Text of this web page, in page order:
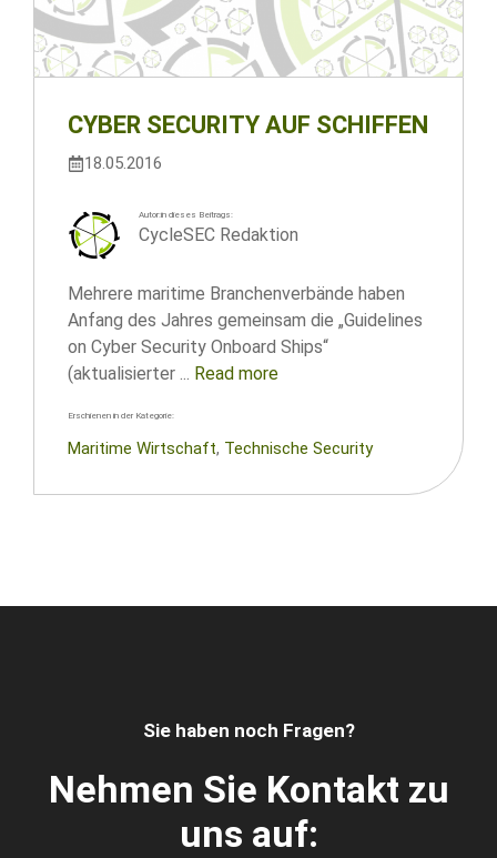
CYBER SECURITY AUF SCHIFFEN
18.05.2016
Autor:in dieses Beitrags:
CycleSEC Redaktion
Mehrere maritime Branchenverbände haben
Anfang des Jahres gemeinsam die „Guidelines
on Cyber Security Onboard Ships“
(aktualisierter ... Read more
Erschienen in der Kategorie:
Maritime Wirtschaft, Technische Security
Sie haben noch Fragen?
Nehmen Sie Kontakt zu
uns auf: